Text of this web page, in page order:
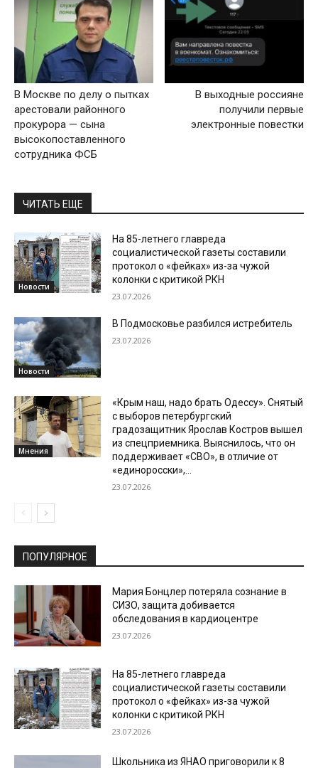
В Москве по делу о пытках
арестовали районного
прокурора — сына
высокопоставленного
сотрудника ФСБ
В выходные россияне
получили первые
электронные повестки
ЧИТАТЬ ЕЩЕ
Новости
На 85-летнего главреда
социалистической газеты составили
протокол о «фейках» из-за чужой
колонки с критикой РКН
23.07.2026
Новости
В Подмосковье разбился истребитель
23.07.2026
Мнения
«Крым наш, надо брать Одессу». Снятый
с выборов петербургский
градозащитник Ярослав Костров вышел
из спецприемника. Выяснилось, что он
поддерживает «СВО», в отличие от
«единоросски»,...
23.07.2026
ПОПУЛЯРНОЕ
Мария Бонцлер потеряла сознание в
СИЗО, защита добивается
обследования в кардиоцентре
23.07.2026
На 85-летнего главреда
социалистической газеты составили
протокол о «фейках» из-за чужой
колонки с критикой РКН
23.07.2026
Школьника из ЯНАО приговорили к 8